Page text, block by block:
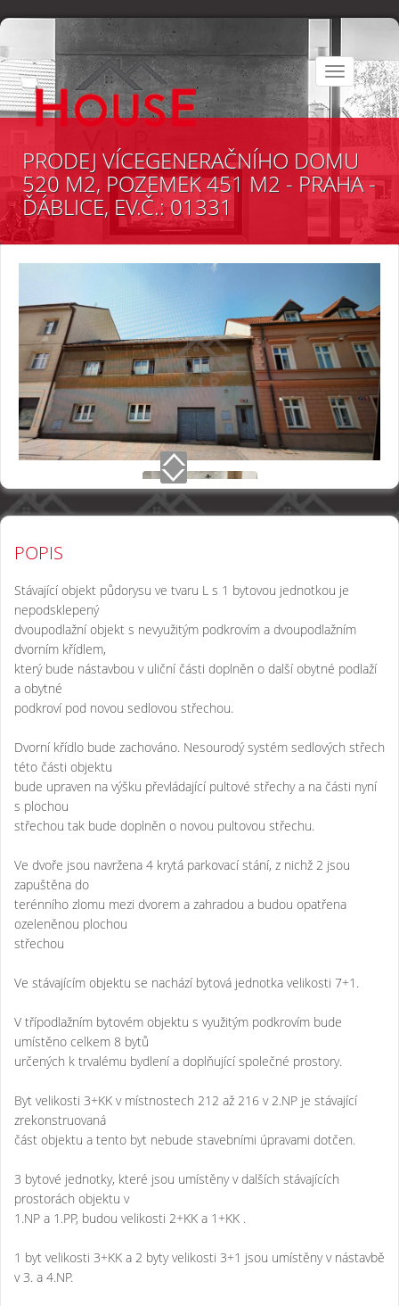
Toggle
navigation
PRODEJ VÍCEGENERAČNÍHO DOMU
520 M2, POZEMEK 451 M2 - PRAHA -
ĎÁBLICE, EV.Č.: 01331
POPIS
Stávající objekt půdorysu ve tvaru L s 1 bytovou jednotkou je
nepodsklepený
dvoupodlažní objekt s nevyužitým podkrovím a dvoupodlažním
dvorním křídlem,
který bude nástavbou v uliční části doplněn o další obytné podlaží
a obytné
podkroví pod novou sedlovou střechou.
Dvorní křídlo bude zachováno. Nesourodý systém sedlových střech
této části objektu
bude upraven na výšku převládající pultové střechy a na části nyní
s plochou
střechou tak bude doplněn o novou pultovou střechu.
Ve dvoře jsou navržena 4 krytá parkovací stání, z nichž 2 jsou
zapuštěna do
terénního zlomu mezi dvorem a zahradou a budou opatřena
ozeleněnou plochou
střechou
Ve stávajícím objektu se nachází bytová jednotka velikosti 7+1.
V třípodlažním bytovém objektu s využitým podkrovím bude
umístěno celkem 8 bytů
určených k trvalému bydlení a doplňující společné prostory.
Byt velikosti 3+KK v místnostech 212 až 216 v 2.NP je stávající
zrekonstruovaná
část objektu a tento byt nebude stavebními úpravami dotčen.
3 bytové jednotky, které jsou umístěny v dalších stávajících
prostorách objektu v
1.NP a 1.PP, budou velikosti 2+KK a 1+KK .
1 byt velikosti 3+KK a 2 byty velikosti 3+1 jsou umístěny v nástavbě
v 3. a 4.NP.